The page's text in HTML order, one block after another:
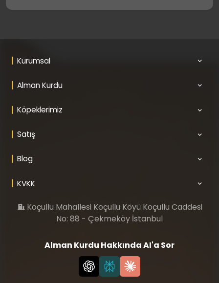
Kurumsal
Alman Kurdu
Köpeklerimiz
Satış
Blog
KVKK
Koçullu Mahallesi Koçullu Köyü Koçullu Caddesi
No: 88 - Çekmeköy İstanbul
Alman Kurdu Hakkında AI'a Sor